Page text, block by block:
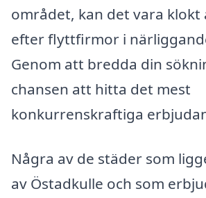
området, kan det vara klokt
efter flyttfirmor i
Genom att bredda din
chansen att hitta det mest
konkurrenskraftiga
Några av de städer som
av Östadkulle och som